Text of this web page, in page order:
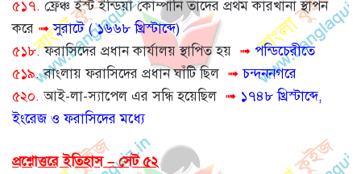
৫১৭. ফ্রেঞ্চ ইস্ট ইন্ডিয়া কোম্পানি তাদের প্রথম কারখানা স্থাপন
করে ➟সুরাটে ( ১৬৬৮ খ্রিস্টাব্দে)
৫১৮.ফরাসিদের প্রধান কার্যালয় স্থাপিত হয় ➟ পন্ডিচেরীতে
৫১৯.বাংলায় ফরাসিদের প্রধান ঘাঁটি ছিল ➟চন্দননগরে
৫২০. আই-লা-স্যাপেল এর সন্ধি হয়েছিল ➟ ১৭৪৮ খ্রিস্টাব্দে,
ইংরেজ ও ফরাসিদের মধ্যে
প্রশ্নোত্তরে ইতিহাস – সেট ৫২